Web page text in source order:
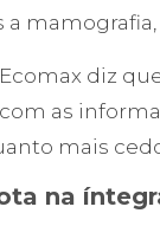
a
diz
as
mais
na